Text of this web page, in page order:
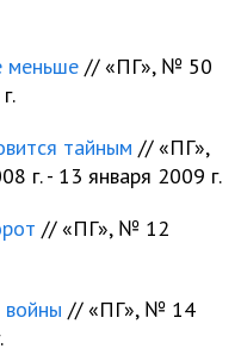
меньше // «ПГ», № 50
тайным // «ПГ»,
г. - 13 января 2009 г.
// «ПГ», № 12
// «ПГ», № 14